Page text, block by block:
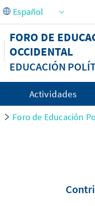
FORO DE
OCCIDENTAL
EDUCACIÓN
Actividades
Foro de Educación